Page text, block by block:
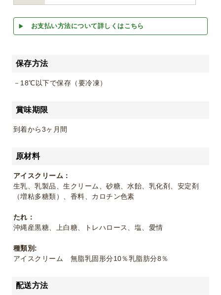
お支払い方法について詳しくはこちら
保存方法
－18℃以下で保存（要冷凍）
賞味期限
到着から3ヶ月間
原材料
アイスクリーム：
生乳、乳製品、生クリーム、砂糖、水飴、乳化剤、安定剤
（増粘多糖類）、香料、カロチン色素
たれ：
沖縄産黒糖、上白糖、トレハロース、塩、愛情
種類別:
アイスクリーム 無脂乳固形分10％乳脂肪分8％
配送方法